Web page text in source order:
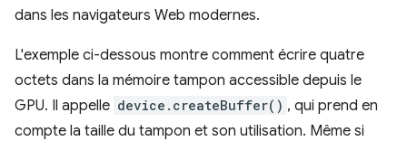
dans les navigateurs Web modernes.
L'exemple ci-dessous montre comment écrire quatre
octets dans la mémoire tampon accessible depuis le
GPU. Il appelle device.createBuffer() , qui prend en
compte la taille du tampon et son utilisation. Même si